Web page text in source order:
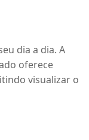
dia a dia. A
oferece
visualizar o